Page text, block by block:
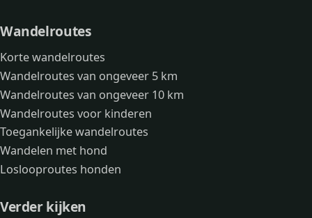
Wandelroutes
Korte wandelroutes
Wandelroutes van ongeveer 5 km
Wandelroutes van ongeveer 10 km
Wandelroutes voor kinderen
Toegankelijke wandelroutes
Wandelen met hond
Loslooproutes honden
Verder kijken